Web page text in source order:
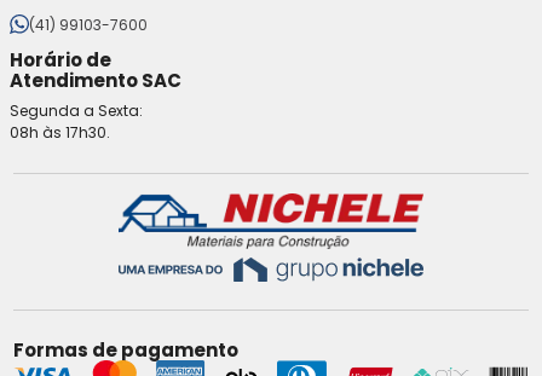
(41) 99103-7600
Horário de
Atendimento SAC
Segunda a Sexta:
08h às 17h30.
Formas de pagamento